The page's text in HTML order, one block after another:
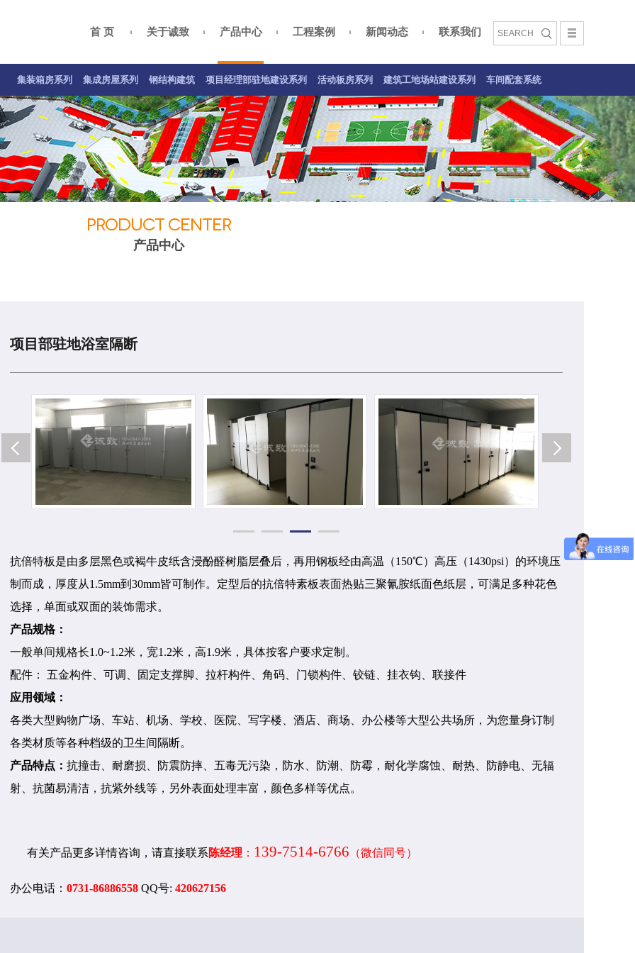
首 页 关于诚致 产品中心 工程案例 新闻动态 联系我们
集装箱房系列 集成房屋系列 钢结构建筑 项目经理部驻地建设系列 活动板房系列 建筑工地场站建设系列 车间配套系统
车间配套系统案例
PRODUCT CENTER
产品中心
项目部驻地浴室隔断
抗倍特板是由多层黑色或褐牛皮纸含浸酚醛树脂层叠后，再用钢板经由高温（150℃）高压（1430psi）的环境压
制而成，厚度从1.5mm到 30mm皆可制作。定型后的抗倍特素板表面热贴三聚氰胺纸面色纸层，可满足多种花色
选择，单面或双面的装饰需求。
产品规格：
一般单间规格长1.0~1.2米，宽1.2米，高1.9米，具体按客户要求定制。
配件： 五金构件、可调、固定支撑脚、拉杆构件、角码、门锁构件、铰链、挂衣钩、联接件
应用领域：
各类大型购物广场、车站、机场、学校、医院、 写字楼、酒店、商场、办公楼等大型公共场所，为您量身订制
各类材质等各种档级的卫生间隔断。
产品特点： 抗撞击、耐磨损、防震防摔、五毒无污染，防水、防潮、防霉，耐化学腐蚀、耐热、防静电、无辐
射、抗菌易清洁，抗紫外线等，另外表面处理丰富，颜色多样等优点。
有关产品更多详情咨询，请直接联系陈经理 ： 139-7514-6766 （微信同号）
办公电话： 0731-86886558 QQ号: 420627156